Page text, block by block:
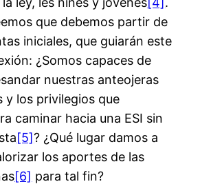
que debemos partir de
iniciales, que guiarán este
¿Somos capaces de
nuestras anteojeras
y los privilegios que
caminar hacia una ESI sin
[5]? ¿Qué lugar damos a
los aportes de las
[6] para tal fin?